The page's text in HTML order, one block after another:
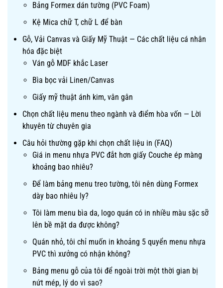
Bảng Formex dán tường (PVC Foam)
Kệ Mica chữ T, chữ L để bàn
Gỗ, Vải Canvas và Giấy Mỹ Thuật — Các chất liệu cá nhân
hóa đặc biệt
Ván gỗ MDF khắc Laser
Bìa bọc vải Linen/Canvas
Giấy mỹ thuật ánh kim, vân gân
Chọn chất liệu menu theo ngành và điểm hòa vốn — Lời
khuyên từ chuyên gia
Câu hỏi thường gặp khi chọn chất liệu in (FAQ)
Giá in menu nhựa PVC đắt hơn giấy Couche ép màng
khoảng bao nhiêu?
Để làm bảng menu treo tường, tôi nên dùng Formex
dày bao nhiêu ly?
Tôi làm menu bìa da, logo quán có in nhiều màu sặc sỡ
lên bề mặt da được không?
Quán nhỏ, tôi chỉ muốn in khoảng 5 quyển menu nhựa
PVC thì xưởng có nhận không?
Bảng menu gỗ của tôi để ngoài trời một thời gian bị
nứt mép, lý do vì sao?